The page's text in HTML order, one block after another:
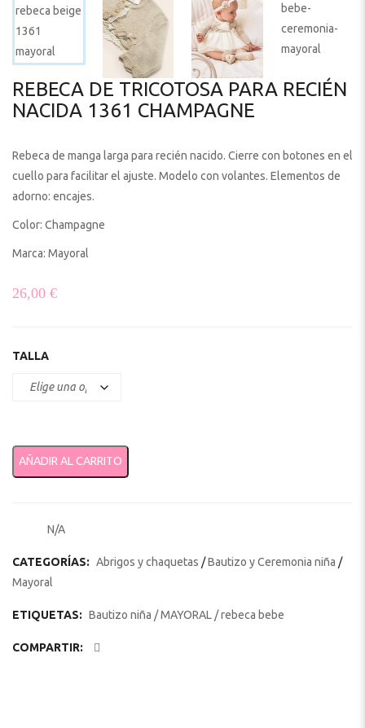
REBECA DE TRICOTOSA PARA RECIÉN
NACIDA 1361 CHAMPAGNE
Rebeca de manga larga para recién nacido. Cierre con botones en el
cuello para facilitar el ajuste. Modelo con volantes. Elementos de
adorno: encajes.
Color: Champagne
Marca: Mayoral
26,00 €
TALLA
Rebeca de tricotosa para recién nacida 1361 CHAMPAGNE
AÑADIR AL CARRITO
N/A
CATEGORÍAS: Abrigos y chaquetas /Bautizo y Ceremonia niña /
Mayoral
ETIQUETAS: Bautizo niña /MAYORAL /rebeca bebe
COMPARTIR: